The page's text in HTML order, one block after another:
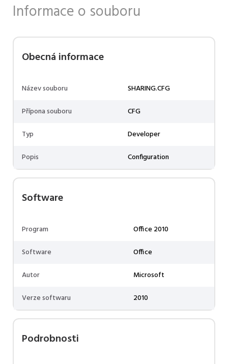
Informace o souboru
Obecná informace
Název souboru
SHARING.CFG
Přípona souboru
CFG
Typ
Developer
Popis
Configuration
Software
Program
Office 2010
Software
Office
Autor
Microsoft
Verze softwaru
2010
Podrobnosti